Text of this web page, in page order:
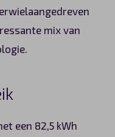
mix van
een 82,5 kWh